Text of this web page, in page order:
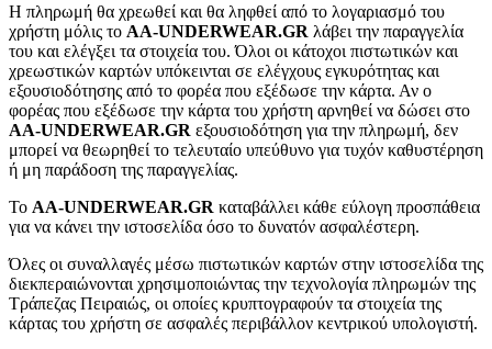
Η πληρωμή θα χρεωθεί και θα ληφθεί από το λογαριασμό του
χρήστη μόλις το AA-UNDERWEAR.GR λάβει την παραγγελία
του και ελέγξει τα στοιχεία του. Όλοι οι κάτοχοι πιστωτικών και
χρεωστικών καρτών υπόκεινται σε ελέγχους εγκυρότητας και
εξουσιοδότησης από το φορέα που εξέδωσε την κάρτα. Αν ο
φορέας που εξέδωσε την κάρτα του χρήστη αρνηθεί να δώσει στο
AA-UNDERWEAR.GR εξουσιοδότηση για την πληρωμή, δεν
μπορεί να θεωρηθεί το τελευταίο υπεύθυνο για τυχόν καθυστέρηση
ή μη παράδοση της παραγγελίας.
Το AA-UNDERWEAR.GR καταβάλλει κάθε εύλογη προσπάθεια
για να κάνει την ιστοσελίδα όσο το δυνατόν ασφαλέστερη.
Όλες οι συναλλαγές μέσω πιστωτικών καρτών στην ιστοσελίδα της
διεκπεραιώνονται χρησιμοποιώντας την τεχνολογία πληρωμών της
Τράπεζας Πειραιώς, οι οποίες κρυπτογραφούν τα στοιχεία της
κάρτας του χρήστη σε ασφαλές περιβάλλον κεντρικού υπολογιστή.